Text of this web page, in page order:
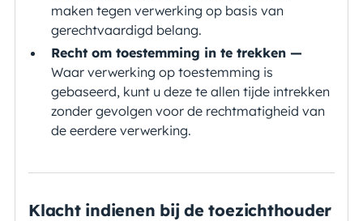
maken tegen verwerking op basis van
gerechtvaardigd belang.
Recht om toestemming in te trekken —
Waar verwerking op toestemming is
gebaseerd, kunt u deze te allen tijde intrekken
zonder gevolgen voor de rechtmatigheid van
de eerdere verwerking.
Klacht indienen bij de toezichthouder